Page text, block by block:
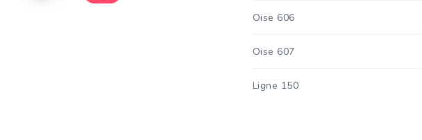
Oise 606
Oise 607
Ligne 150